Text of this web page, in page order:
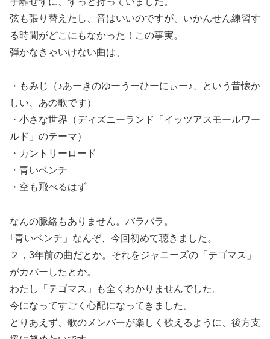
弦も張り替えたし、音はいいのですが、いかんせん練習す
る時間がどこにもなかった！この事実。
弾かなきゃいけない曲は、
・もみじ（♪あーきのゆーうーひーにぃー♪、という昔懐か
しい、あの歌です）
・小さな世界（ディズニーランド「イッツアスモールワー
ルド」のテーマ）
・カントリーロード
・青いベンチ
・空も飛べるはず
なんの脈絡もありません。バラバラ。
｢青いベンチ」なんぞ、今回初めて聴きました。
２，3年前の曲だとか。それをジャニーズの「テゴマス」
がカバーしたとか。
わたし「テゴマス」も全くわかりませんでした。
今になってすごく心配になってきました。
とりあえず、歌のメンバーが楽しく歌えるように、後方支